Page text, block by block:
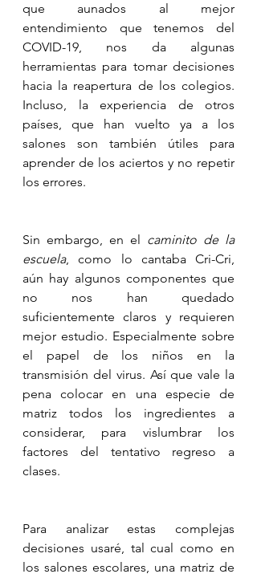
que aunados al mejor
entendimiento que tenemos del
COVID-19, nos da algunas
herramientas para tomar decisiones
hacia la reapertura de los colegios.
Incluso, la experiencia de otros
países, que han vuelto ya a los
salones son también útiles para
aprender de los aciertos y no repetir
los errores.
Sin embargo, en el caminito de la
escuela, como lo cantaba Cri-Cri,
aún hay algunos componentes que
no nos han quedado
suficientemente claros y requieren
mejor estudio. Especialmente sobre
el papel de los niños en la
transmisión del virus. Así que vale la
pena colocar en una especie de
matriz todos los ingredientes a
considerar, para vislumbrar los
factores del tentativo regreso a
clases.
Para analizar estas complejas
decisiones usaré, tal cual como en
los salones escolares, una matriz de